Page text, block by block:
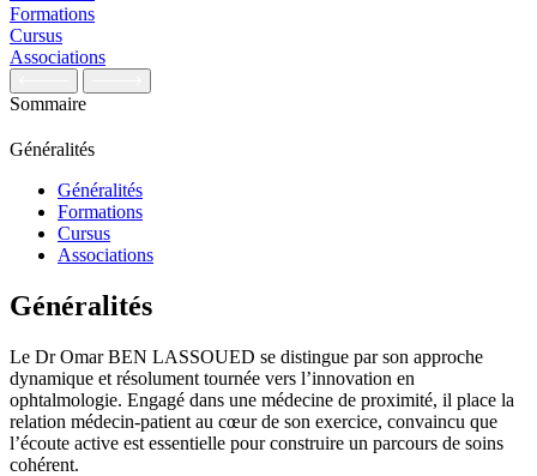
Formations
Cursus
Associations
Sommaire
Généralités
Généralités
Formations
Cursus
Associations
Généralités
Le Dr Omar BEN LASSOUED se distingue par son approche
dynamique et résolument tournée vers l’innovation en
ophtalmologie. Engagé dans une médecine de proximité, il place la
relation médecin-patient au cœur de son exercice, convaincu que
l’écoute active est essentielle pour construire un parcours de soins
cohérent.